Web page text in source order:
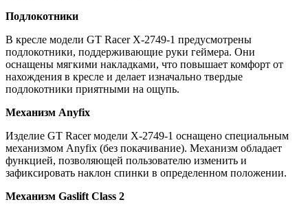
Подлокотники
В кресле модели GT Racer X-2749-1 предусмотрены
подлокотники, поддерживающие руки геймера. Они
оснащены мягкими накладками, что повышает комфорт от
нахождения в кресле и делает изначально твердые
подлокотники приятными на ощупь.
Механизм Anyfix
Изделие GT Racer модели X-2749-1 оснащено специальным
механизмом Anyfix (без покачивание). Механизм обладает
функцией, позволяющей пользователю изменить и
зафиксировать наклон спинки в определенном положении.
Механизм Gaslift Class 2